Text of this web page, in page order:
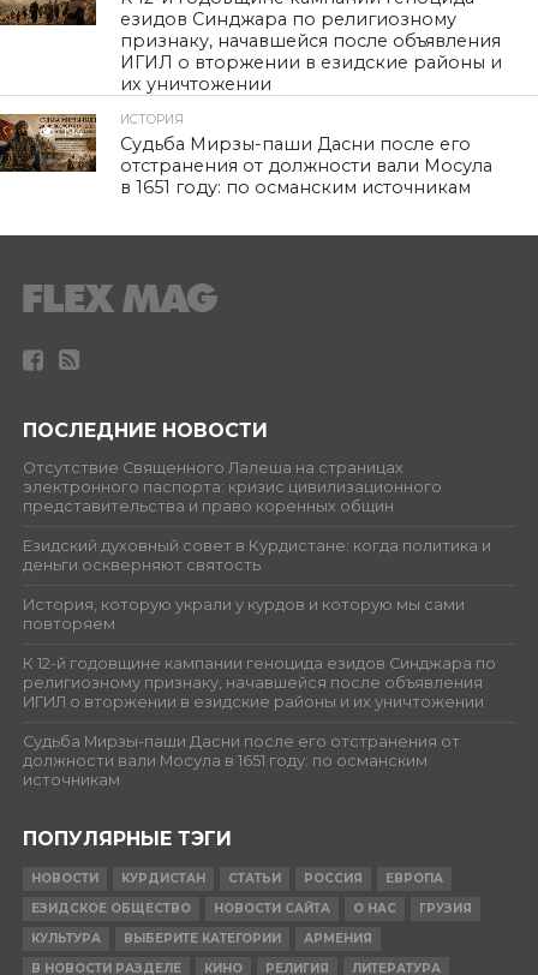
езидов Синджара по религиозному
признаку, начавшейся после объявления
ИГИЛ о вторжении в езидские районы и
их уничтожении
194
ИСТОРИЯ
Судьба Мирзы-паши Дасни после его
отстранения от должности вали Мосула
в 1651 году: по османским источникам
ПОСЛЕДНИЕ НОВОСТИ
Отсутствие Священного Лалеша на страницах
электронного паспорта: кризис цивилизационного
представительства и право коренных общин
Езидский духовный совет в Курдистане: когда политика и
деньги оскверняют святость
История, которую украли у курдов и которую мы сами
повторяем
К 12-й годовщине кампании геноцида езидов Синджара по
религиозному признаку, начавшейся после объявления
ИГИЛ о вторжении в езидские районы и их уничтожении
Судьба Мирзы-паши Дасни после его отстранения от
должности вали Мосула в 1651 году: по османским
источникам
ПОПУЛЯРНЫЕ ТЭГИ
НОВОСТИ КУРДИСТАН СТАТЬИ РОССИЯ
ЕВРОПА
ЕЗИДСКОЕ ОБЩЕСТВО
НОВОСТИ САЙТА О НАС
ГРУЗИЯ
КУЛЬТУРА
ВЫБЕРИТЕ КАТЕГОРИИ
АРМЕНИЯ
В НОВОСТИ РАЗДЕЛЕ
КИНО РЕЛИГИЯ
ЛИТЕРАТУРА